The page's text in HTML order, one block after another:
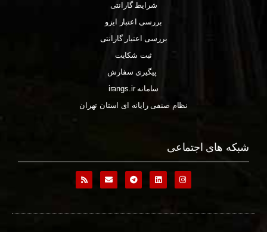
شرایط گارانتی
بررسی اعتبار ایزو
بررسی اعتبار گارانتی
ثبت شکایت
پیگیری سفارش
سامانه irangs.ir
نظام صنفی رایانه ای استان تهران
شبکه های اجتماعی